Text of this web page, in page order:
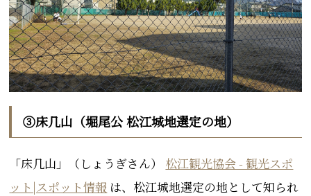
③床几山（堀尾公 松江城地選定の地）
「床几山」（しょうぎさん） 松江観光協会 - 観光スポ
ット|スポット情報 は、松江城地選定の地として知られ